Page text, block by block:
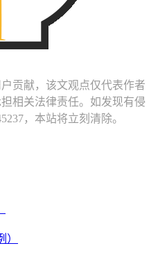
贡献，该文观点仅代表作者
相关法律责任。如发现有侵
，本站将立刻清除。